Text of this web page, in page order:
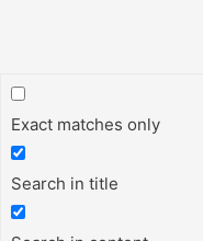
Exact matches only
Search in title